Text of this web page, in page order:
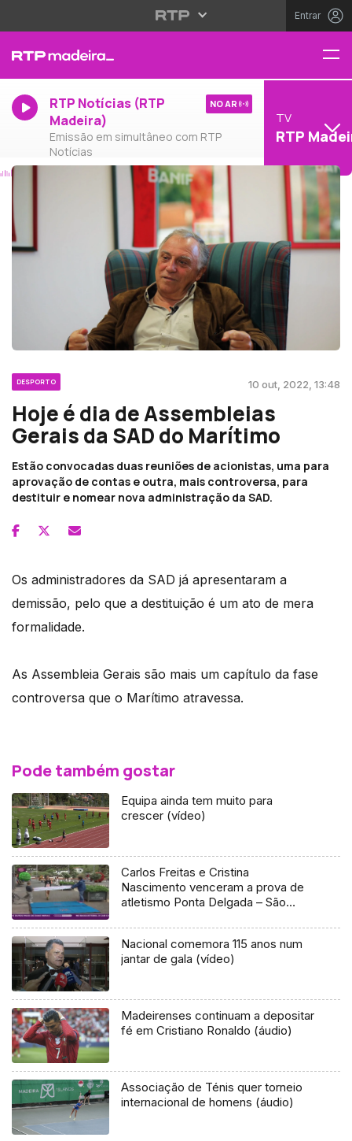
Entrar
RTP Notícias (RTP
Madeira)
Emissão em simultâneo com RTP
Notícias
NO AR
TV
RTP
DESPORTO 10 out, 2022, 13:48
Hoje é dia de Assembleias
Gerais da SAD do Marítimo
Estão convocadas duas reuniões de acionistas, uma para
aprovação de contas e outra, mais controversa, para
destituir e nomear nova administração da SAD.
Os administradores da SAD já apresentaram a
demissão, pelo que a destituição é um ato de mera
formalidade.
As Assembleia Gerais são mais um capítulo da fase
controversa que o Marítimo atravessa.
Pode também gostar
Equipa ainda tem muito para
crescer (vídeo)
Carlos Freitas e Cristina
Nascimento venceram a prova de
atletismo Ponta Delgada – São
Nacional comemora 115 anos num
jantar de gala (vídeo)
Madeirenses continuam a depositar
fé em Cristiano Ronaldo (áudio)
Associação de Ténis quer torneio
internacional de homens (áudio)